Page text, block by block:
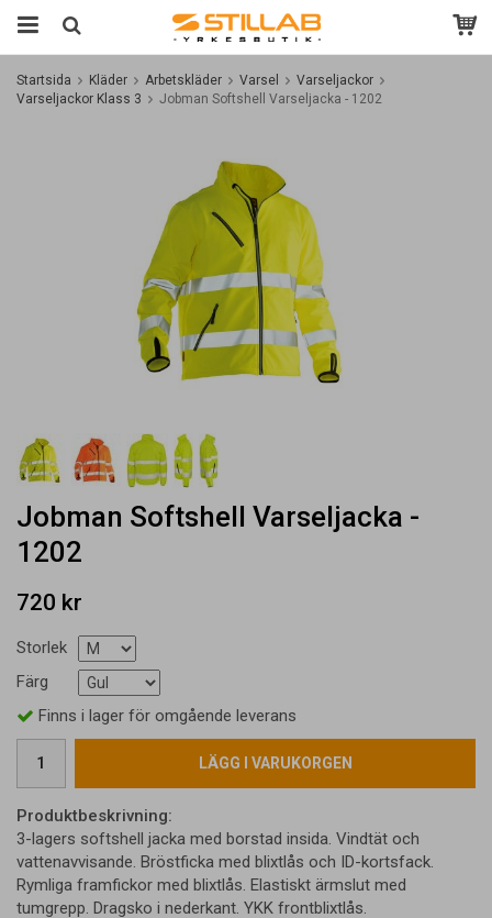
Startsida Kläder Arbetskläder Varsel
Varseljackor
Varseljackor Klass 3
Jobman Softshell Varseljacka - 1202
Jobman Softshell Varseljacka -
1202
720 kr
Storlek
Färg
Finns i lager för omgående leverans
LÄGG I VARUKORGEN
Produktbeskrivning:
3-lagers softshell jacka med borstad insida. Vindtät och
vattenavvisande. Bröstficka med blixtlås och ID-kortsfack.
Rymliga framfickor med blixtlås. Elastiskt ärmslut med
tumgrepp. Dragsko i nederkant. YKK frontblixtlås.